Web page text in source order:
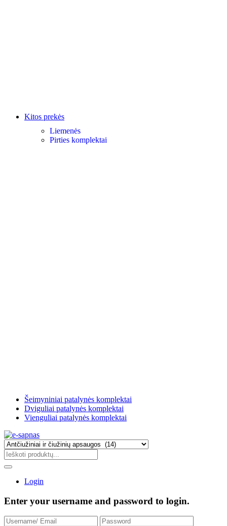
Kitos prekės
Liemenės
Pirties komplektai
Šeimyniniai patalynės komplektai
Dviguliai patalynės komplektai
Vienguliai patalynės komplektai
Login
Enter your username and password to login.